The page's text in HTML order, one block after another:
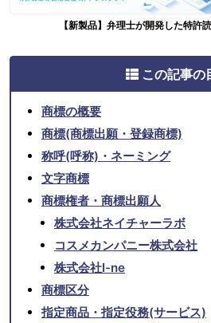
【新製品】弁理士が開発した特許
この記事の
商標の概要
商標(商標出願・登録商標)
称呼(呼称)・ネーミング
文字商標
商標権者・商標出願人
株式会社ネイチャーラボ
コスメカンパニー株式会社
株式会社I-ne
商標区分
指定商品・指定役務(サービス)